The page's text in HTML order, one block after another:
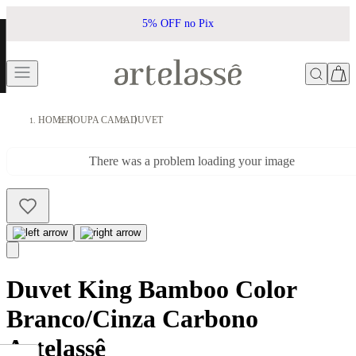
5% OFF no Pix
HOMEROUPA CAMADUVET
There was a problem loading your image
Duvet King Bamboo Color
Branco/Cinza Carbono
Artelassê